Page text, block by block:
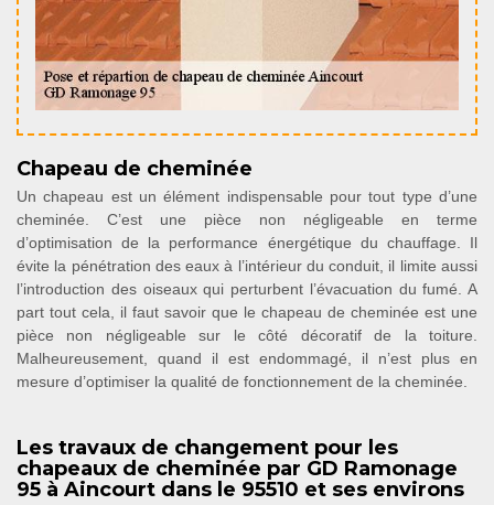
Chapeau de cheminée
Un chapeau est un élément indispensable pour tout type d’une
cheminée. C’est une pièce non négligeable en terme
d’optimisation de la performance énergétique du chauffage. Il
évite la pénétration des eaux à l’intérieur du conduit, il limite aussi
l’introduction des oiseaux qui perturbent l’évacuation du fumé. A
part tout cela, il faut savoir que le chapeau de cheminée est une
pièce non négligeable sur le côté décoratif de la toiture.
Malheureusement, quand il est endommagé, il n’est plus en
mesure d’optimiser la qualité de fonctionnement de la cheminée.
Les travaux de changement pour les
chapeaux de cheminée par GD Ramonage
95 à Aincourt dans le 95510 et ses environs